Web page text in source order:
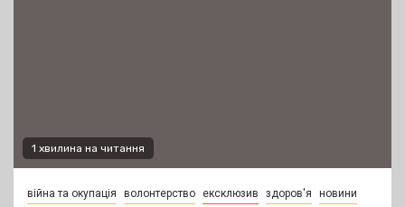
1 хвилина на читання
війна та окупація волонтерство ексклюзив здоров'я новини